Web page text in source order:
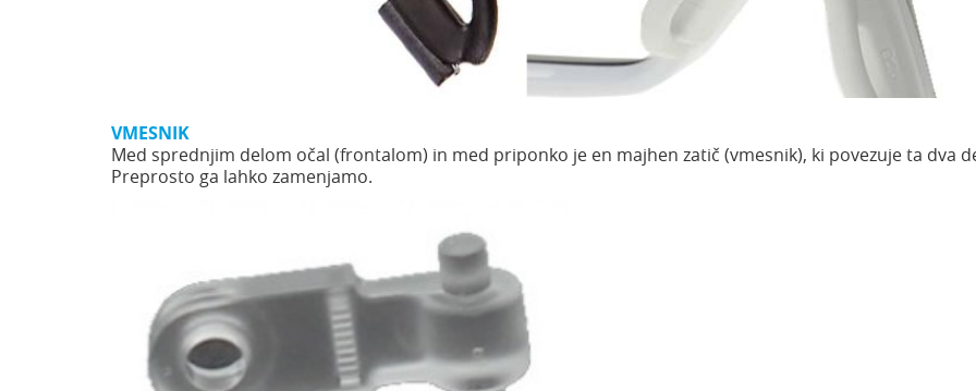
VMESNIK
Med sprednjim delom očal (frontalom) in med priponko je en majhen zatič (vmesnik), ki povezuje ta dva
Preprosto ga lahko zamenjamo.